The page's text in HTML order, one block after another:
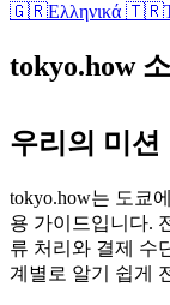
🇬🇷Ελληνικά 🇹🇷
tokyo.how
우리의 미션
tokyo.how는 도쿄
용 가이드입니다.
류 처리와 결제 수
계별로 알기 쉽게